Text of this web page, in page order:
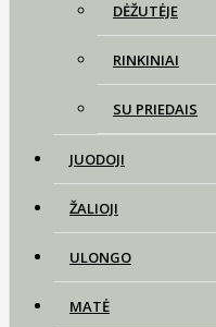
DĖŽUTĖJE
RINKINIAI
SU PRIEDAIS
JUODOJI
ŽALIOJI
ULONGO
MATĖ